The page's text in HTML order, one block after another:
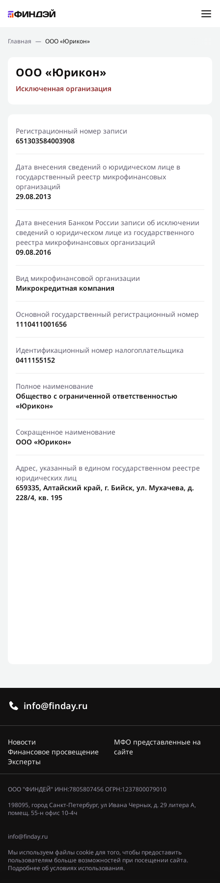
Подбор займа
Новости
Финансовое просвещение
Главная — ООО «Юрикон»
ООО «Юрикон»
Исключенная организация
Регистрационный номер записи
651303584003908
Дата внесения сведений о юридическом лице в
государственный реестр микрофинансовых
организаций
29.08.2013
Дата внесения Банком России записи об исключении
сведений о юридическом лице из государственного
реестра микрофинансовых организаций
09.08.2016
Вид микрофинансовой организации
Микрокредитная компания
Основной государственный регистрационный номер
1110411001656
Идентификационный номер налогоплательщика
0411155152
Полное наименование
Общество с ограниченной ответственностью
«Юрикон»
Сокращенное наименование
ООО «Юрикон»
Адрес, указанный в едином государственном реестре
юридических лиц
659335, Алтайский край, г. Бийск, ул. Мухачева, д.
228/4, кв. 195
info@finday.ru
Новости
Финансовое просвещение
Эксперты
МФО представленные на
сайте
ООО "ФИНДЕЙ" ИНН:7805807456 ОГРН:1237800079010
198095, город Санкт-Петербург, ул Ивана Черных, д. 29 литера А,
помещ. 55-н офис 10-4ч
info@finday.ru
Мы используем файлы cookie для того, чтобы предоставить
пользователям больше возможностей при посещении сайта.
Подробнее об условиях использования.
Ошибка:Контактная форма не найдена.
Спасибо, что написали нам
Мы свяжемся с Вами в ближайшее время и сообщим
результат
Отправить новый запрос